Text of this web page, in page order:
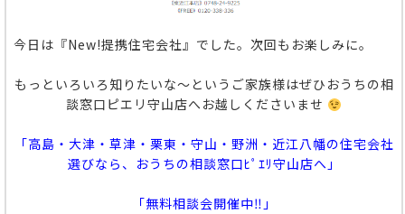
今日は『New!提携住宅会社』でした。次回もお楽しみに。
もっといろいろ知りたいな～というご家族様はぜひおうちの相
談窓口ピエリ守山店へお越しくださいませ
「高島・大津・草津・栗東・守山・野洲・近江八幡の住宅会社
選びなら、おうちの相談窓口ﾋﾟｴﾘ守山店へ」
「無料相談会開催中‼」